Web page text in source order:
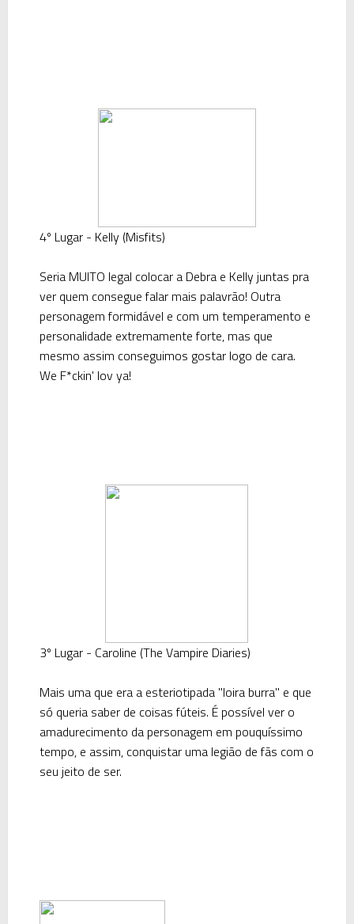
4º Lugar - Kelly (Misfits)
Seria MUITO legal colocar a Debra e Kelly juntas pra
ver quem consegue falar mais palavrão! Outra
personagem formidável e com um temperamento e
personalidade extremamente forte, mas que
mesmo assim conseguimos gostar logo de cara.
We F*ckin' lov ya!
3º Lugar - Caroline (The Vampire Diaries)
Mais uma que era a esteriotipada "loira burra" e que
só queria saber de coisas fúteis. É possível ver o
amadurecimento da personagem em pouquíssimo
tempo, e assim, conquistar uma legião de fãs com o
seu jeito de ser.